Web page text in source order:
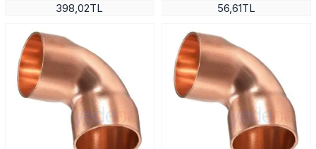
398,02TL
56,61TL